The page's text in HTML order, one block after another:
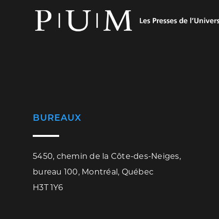
BUREAUX
5450, chemin de la Côte-des-Neiges,
bureau 100, Montréal, Québec
H3T 1Y6